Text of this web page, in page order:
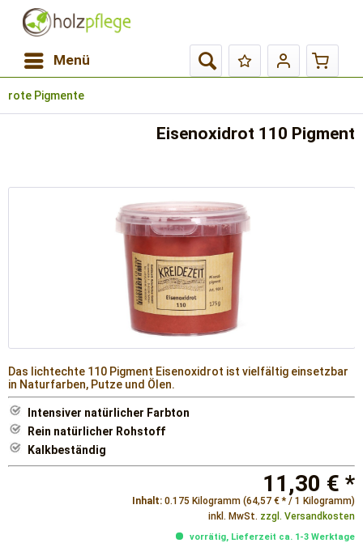
Menü
rote Pigmente
Eisenoxidrot 110 Pigment
Das lichtechte 110 Pigment Eisenoxidrot ist vielfältig einsetzbar
in Naturfarben, Putze und Ölen.
Intensiver natürlicher Farbton
Rein natürlicher Rohstoff
Kalkbeständig
11,30 € *
Inhalt: 0.175 Kilogramm (64,57 € * / 1 Kilogramm)
inkl. MwSt. zzgl. Versandkosten
vorrätig, Lieferzeit ca. 1-3 Werktage